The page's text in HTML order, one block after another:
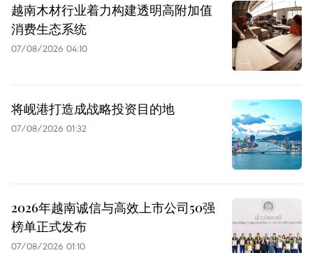
越南木材行业着力构建透明高附加值
消费生态系统
07/08/2026 04:10
将岘港打造成战略投资目的地
07/08/2026 01:32
2026年越南诚信与高效上市公司50强
榜单正式发布
07/08/2026 01:10